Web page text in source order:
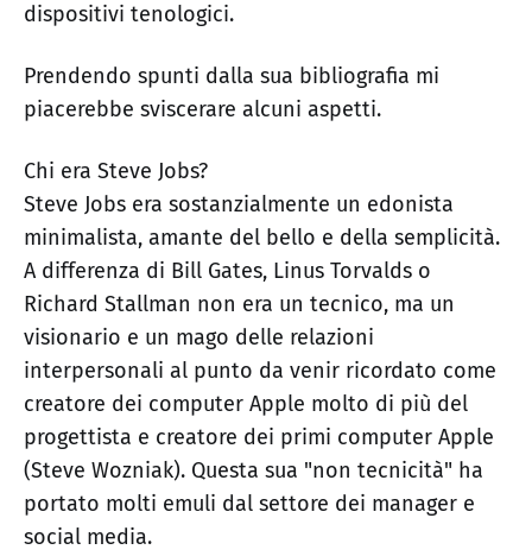
dispositivi tenologici.
Prendendo spunti dalla sua bibliografia mi
piacerebbe sviscerare alcuni aspetti.
Chi era Steve Jobs?
Steve Jobs era sostanzialmente un edonista
minimalista, amante del bello e della semplicità.
A differenza di Bill Gates, Linus Torvalds o
Richard Stallman non era un tecnico, ma un
visionario e un mago delle relazioni
interpersonali al punto da venir ricordato come
creatore dei computer Apple molto di più del
progettista e creatore dei primi computer Apple
(Steve Wozniak). Questa sua "non tecnicità" ha
portato molti emuli dal settore dei manager e
social media.